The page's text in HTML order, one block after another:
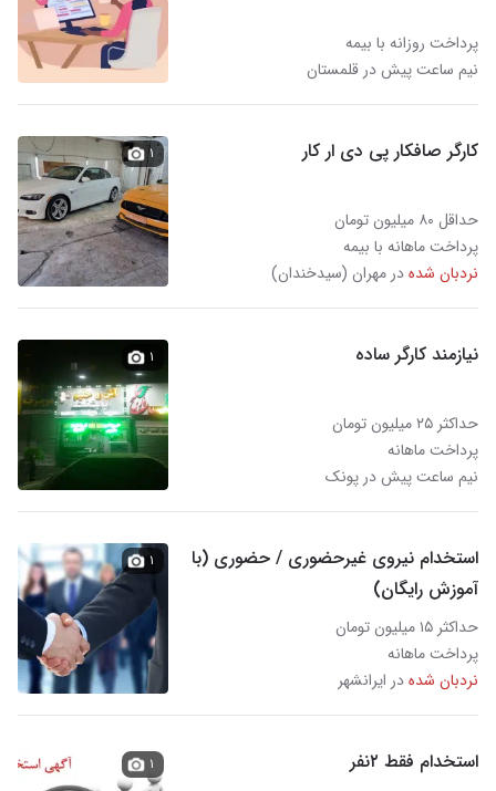
پرداخت روزانه با بیمه
نیم ساعت پیش در قلمستان
کارگر صافکار پی دی ار کار
حداقل ۸۰ میلیون تومان
پرداخت ماهانه با بیمه
نردبان شدهدر مهران (سیدخندان)
۱
نیازمند کارگر ساده
حداکثر ۲۵ میلیون تومان
پرداخت ماهانه
نیم ساعت پیش در پونک
۱
استخدام نیروی غیرحضوری / حضوری (با
آموزش رایگان)
حداکثر ۱۵ میلیون تومان
پرداخت ماهانه
نردبان شدهدر ایرانشهر
۱
استخدام فقط ۲نفر ۱